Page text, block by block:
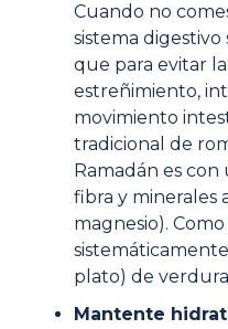
Cuando no
sistema digestivo
que para evitar
estreñimiento,
movimiento
tradicional de
Ramadán es con
fibra y minerales
magnesio).
plato) de
Mantente